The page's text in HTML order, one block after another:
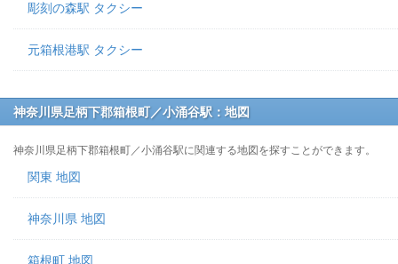
彫刻の森駅 タクシー
元箱根港駅 タクシー
神奈川県足柄下郡箱根町／小涌谷駅：地図
神奈川県足柄下郡箱根町／小涌谷駅に関連する地図を探すことができます。
関東 地図
神奈川県 地図
箱根町 地図